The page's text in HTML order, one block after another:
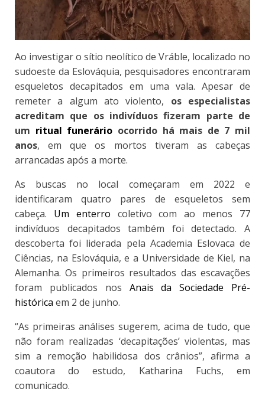
Ao investigar o sítio neolítico de Vráble, localizado no
sudoeste da Eslováquia, pesquisadores encontraram
esqueletos decapitados em uma vala. Apesar de
remeter a algum ato violento, os especialistas
acreditam que os indivíduos fizeram parte de
um ritual funerário ocorrido há mais de 7 mil
anos, em que os mortos tiveram as cabeças
arrancadas após a morte.
As buscas no local começaram em 2022 e
identificaram quatro pares de esqueletos sem
cabeça. Um enterro coletivo com ao menos 77
indivíduos decapitados também foi detectado. A
descoberta foi liderada pela Academia Eslovaca de
Ciências, na Eslováquia, e a Universidade de Kiel, na
Alemanha. Os primeiros resultados das escavações
foram publicados nos Anais da Sociedade Pré-
histórica em 2 de junho.
“As primeiras análises sugerem, acima de tudo, que
não foram realizadas ‘decapitações’ violentas, mas
sim a remoção habilidosa dos crânios”, afirma a
coautora do estudo, Katharina Fuchs, em
comunicado.